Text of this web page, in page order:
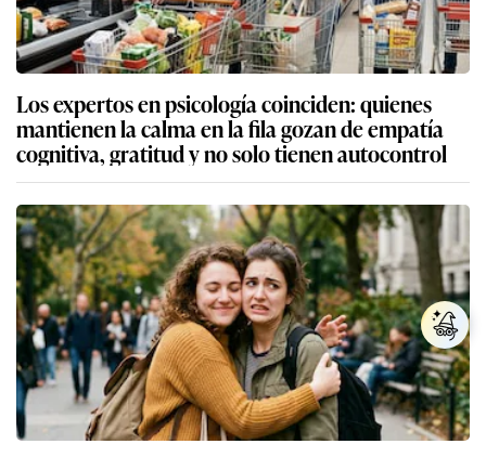
Los expertos en psicología coinciden: quienes
mantienen la calma en la fila gozan de empatía
cognitiva, gratitud y no solo tienen autocontrol